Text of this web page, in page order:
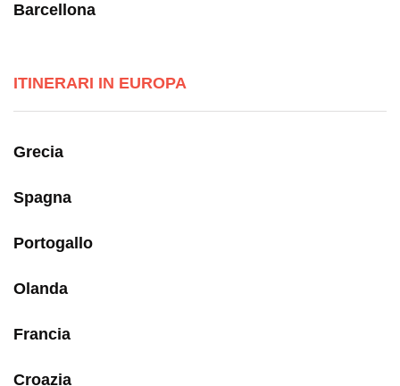
Barcellona
ITINERARI IN EUROPA
Grecia
Spagna
Portogallo
Olanda
Francia
Croazia